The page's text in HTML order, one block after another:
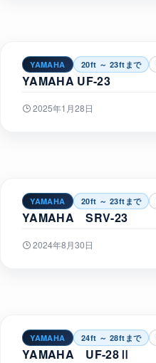
YAMAHA 20ft ～ 23ftまで
YAMAHA UF-23
2025年1月28日
YAMAHA 20ft ～ 23ftまで
YAMAHA SRV-23
2024年8月30日
YAMAHA 24ft ～ 28ftまで
YAMAHA UF-28Ⅱ